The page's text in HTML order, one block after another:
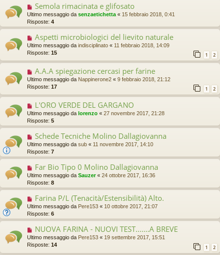
Semola rimacinata e glifosato
Ultimo messaggio da senzaetichetta « 15 febbraio 2018, 0:41
Risposte: 4
Aspetti microbiologici del lievito naturale
Ultimo messaggio da indisciplinato « 11 febbraio 2018, 14:09
Risposte: 15 1 2
A.A.A spiegazione cercasi per farine
Ultimo messaggio da Nappinerone2 « 9 febbraio 2018, 21:12
Risposte: 17 1 2
L'ORO VERDE DEL GARGANO
Ultimo messaggio da lorenzo « 27 novembre 2017, 21:28
Risposte: 5
Schede Tecniche Molino Dallagiovanna
Ultimo messaggio da sub « 11 novembre 2017, 14:10
Risposte: 7
Far Bio Tipo 0 Molino Dallagiovanna
Ultimo messaggio da Sauzer« 24 ottobre 2017, 16:36
Risposte: 8
Farina P/L (Tenacità/Estensibilità) Alto.
Ultimo messaggio da Pere153 « 10 ottobre 2017, 21:07
Risposte: 6
NUOVA FARINA - NUOVI TEST.......A BREVE
Ultimo messaggio da Pere153 « 19 settembre 2017, 15:51
Risposte: 14 1 2